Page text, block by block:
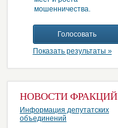
мошенничества.
Показать результаты »
НОВОСТИ ФРАКЦИЙ
Информация депутатских
объединений